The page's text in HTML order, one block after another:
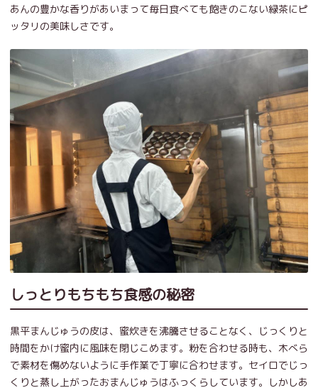
あんの豊かな香りがあいまって毎日食べても飽きのこない緑茶にピ
ッタリの美味しさです。
しっとりもちもち食感の秘密
黒平まんじゅうの皮は、蜜炊きを沸騰させることなく、じっくりと
時間をかけ蜜内に風味を閉じこめます。粉を合わせる時も、木べら
で素材を傷めないように手作業で丁寧に合わせます。セイロでじっ
くりと蒸し上がったおまんじゅうはふっくらしています。しかしあ